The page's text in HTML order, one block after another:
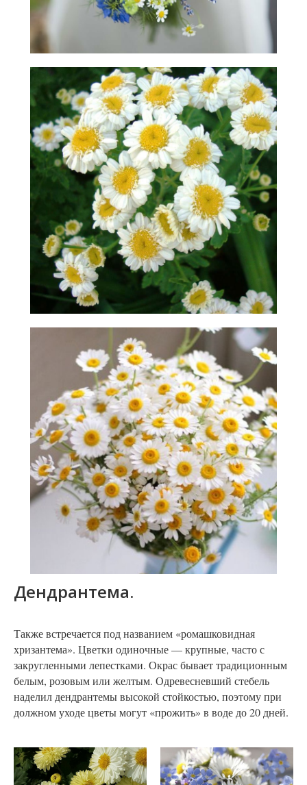
Дендрантема.
Также встречается под названием «ромашковидная
хризантема». Цветки одиночные — крупные, часто с
закругленными лепестками. Окрас бывает традиционным
белым, розовым или желтым. Одревесневший стебель
наделил дендрантемы высокой стойкостью, поэтому при
должном уходе цветы могут «прожить» в воде до 20 дней.